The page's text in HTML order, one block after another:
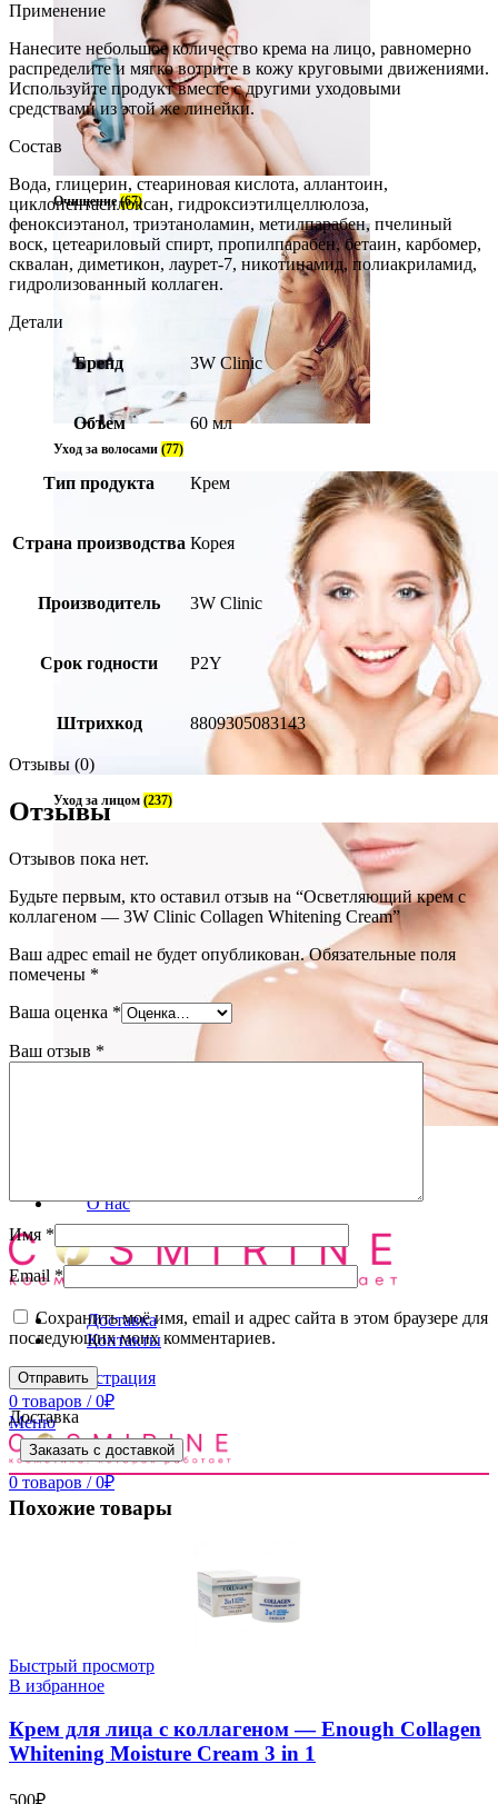
Очищение(67)
Уход за волосами (77)
Уход за лицом (237)
О нас
Доставка
Контакты
Вход / Регистрация
0 товаров / 0₽
Меню
0 товаров / 0₽
Применение
Нанесите небольшое количество крема на лицо, равномерно
распределите и мягко вотрите в кожу круговыми движениями.
Используйте продукт вместе с другими уходовыми
средствами из этой же линейки.
Состав
Вода, глицерин, стеариновая кислота, аллантоин,
циклопентасилоксан, гидроксиэтилцеллюлоза,
феноксиэтанол, триэтаноламин, метилпарабен, пчелиный
воск, цетеариловый спирт, пропилпарабен, бетаин, карбомер,
сквалан, диметикон, лаурет-7, никотинамид, полиакриламид,
гидролизованный коллаген.
Детали
Бренд 3W Clinic
Объем 60 мл
Тип продукта Крем
Страна производства Корея
Производитель 3W Clinic
Срок годности P2Y
Штрихкод 8809305083143
Отзывы (0)
Отзывы
Отзывов пока нет.
Будьте первым, кто оставил отзыв на “Осветляющий крем с
коллагеном — 3W Clinic Collagen Whitening Cream”
Ваш адрес email не будет опубликован. Обязательные поля
помечены *
Ваша оценка *
Ваш отзыв *
Имя *
Email *
Сохранить моё имя, email и адрес сайта в этом браузере для
последующих моих комментариев.
Доставка
Заказать с доставкой
Похожие товары
Быстрый просмотр
В избранное
Крем для лица с коллагеном — Enough Collagen
Whitening Moisture Cream 3 in 1
500₽